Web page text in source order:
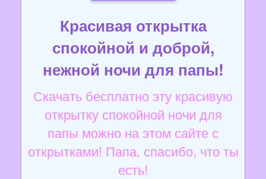
Красивая открытка
спокойной и доброй,
нежной ночи для папы!
Скачать бесплатно эту красивую
открытку спокойной ночи для
папы можно на этом сайте с
открытками! Папа, спасибо, что ты
есть!